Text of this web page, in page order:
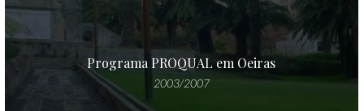
Programa PROQUAL em Oeiras
2003/2007